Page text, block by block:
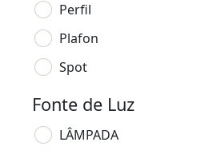
Perfil
Plafon
Spot
Fonte de Luz
LÂMPADA